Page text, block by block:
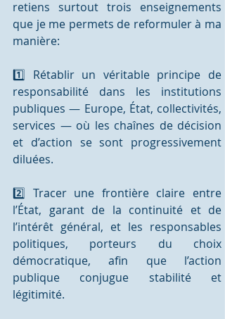
retiens surtout trois enseignements
que je me permets de reformuler à ma
manière:
1️⃣ Rétablir un véritable principe de
responsabilité dans les institutions
publiques — Europe, État, collectivités,
services — où les chaînes de décision
et d’action se sont progressivement
diluées.
2️⃣ Tracer une frontière claire entre
l’État, garant de la continuité et de
l’intérêt général, et les responsables
politiques, porteurs du choix
démocratique, afin que l’action
publique conjugue stabilité et
légitimité.